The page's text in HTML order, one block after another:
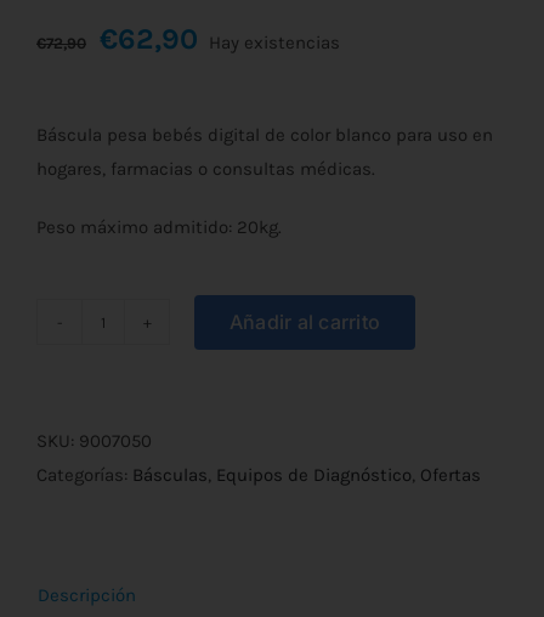
€72,90
El
original
€62,90 El
actual
Hay existencias
Báscula pesa bebés digital de color blanco para uso en
hogares, farmacias o consultas médicas.
Peso máximo admitido: 20kg.
Digital
20kg
Añadir al carrito
SKU: 9007050
Categorías: Básculas, Equipos de Diagnóstico, Ofertas
Descripción